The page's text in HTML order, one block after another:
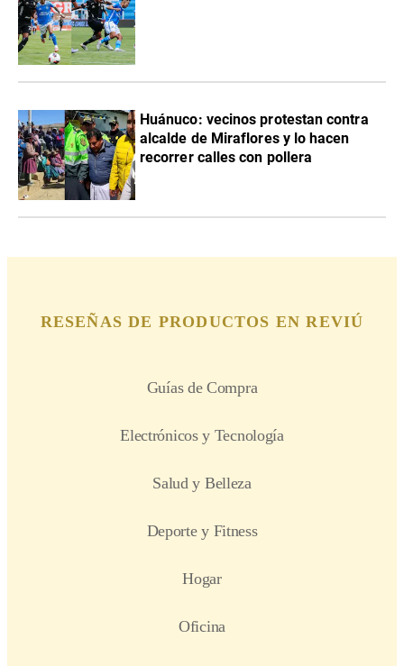
Huánuco: vecinos protestan contra
alcalde de Miraflores y lo hacen
recorrer calles con pollera